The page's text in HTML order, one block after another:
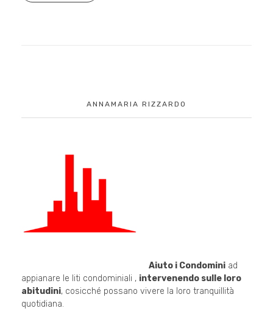
ANNAMARIA RIZZARDO
Aiuto i Condominiad
appianare le liti condominiali , intervenendo sulle loro
abitudini, cosicché possano vivere la loro tranquillità
quotidiana.